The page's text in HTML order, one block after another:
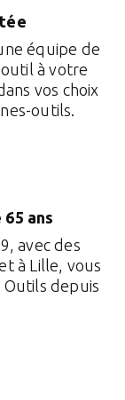
équipe de
à votre
vos choix
outils.
ans
avec des
à Lille, vous
Outils depuis